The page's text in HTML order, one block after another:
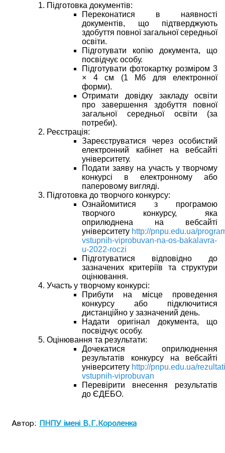
Підготовка документів:
Переконатися в наявності
документів, що підтверджують
здобуття повної загальної середньої
освіти.
Підготувати копію документа, що
посвідчує особу.
Підготувати фотокартку розміром 3
× 4 см (1 Мб для електронної
форми).
Отримати довідку закладу освіти
про завершення здобуття повної
загальної середньої освіти (за
потреби).
Реєстрація:
Зареєструватися через особистий
електронний кабінет на вебсайті
університету.
Подати заяву на участь у творчому
конкурсі в електронному або
паперовому вигляді.
Підготовка до творчого конкурсу:
Ознайомитися з програмою
творчого конкурсу, яка
оприлюднена на вебсайті
університету http://pnpu.edu.ua/
vstupnih-viprobuvan-na-os-bakalavra-
u-2022-roczi
Підготуватися відповідно до
зазначених критеріїв та структури
оцінювання.
Участь у творчому конкурсі:
Прибути на місце проведення
конкурсу або підключитися
дистанційно у зазначений день.
Надати оригінал документа, що
посвідчує особу.
Оцінювання та результати:
Дочекатися оприлюднення
результатів конкурсу на вебсайті
університету http://pnpu.edu.ua/
vstupnih-viprobuvan
Перевірити внесення результатів
до ЄДЕБО.
Автор: ПНПУ імені В.Г.Короленка